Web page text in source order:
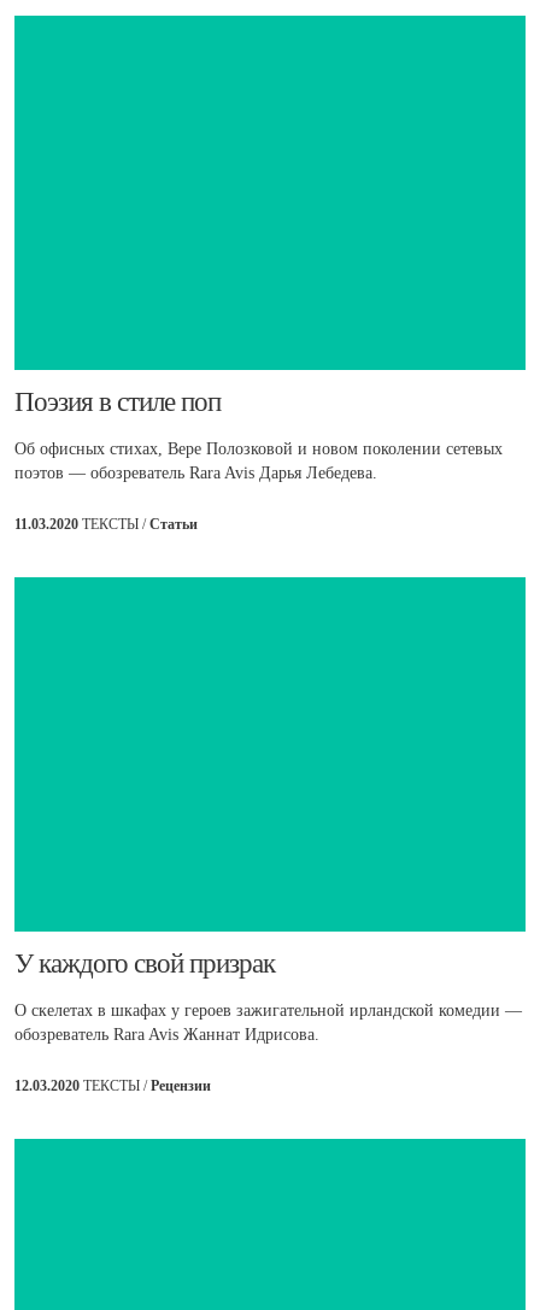
​Поэзия в стиле поп
Об офисных стихах, Вере Полозковой и новом поколении сетевых
поэтов — обозреватель Rara Avis Дарья Лебедева.
11.03.2020 ТЕКСТЫ /Статьи
​У каждого свой призрак
О скелетах в шкафах у героев зажигательной ирландской комедии —
обозреватель Rara Avis Жаннат Идрисова.
12.03.2020 ТЕКСТЫ /Рецензии